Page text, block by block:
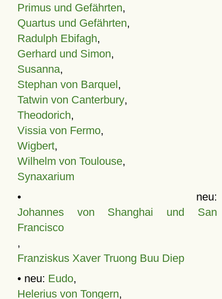
Primus und Gefährten,
Quartus und Gefährten,
Radulph Ebifagh,
Gerhard und Simon,
Susanna,
Stephan von Barquel,
Tatwin von Canterbury,
Theodorich,
Vissia von Fermo,
Wigbert,
Wilhelm von Toulouse,
Synaxarium
• neu:
Johannes von Shanghai und San
Francisco
,
Franziskus Xaver Truong Buu Diep
• neu: Eudo,
Helerius von Tongern,